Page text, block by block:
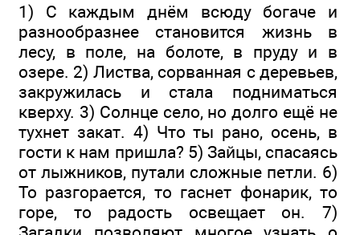
1) С каждым днём всюду богаче и
разнообразнее стано­вится жизнь в
лесу, в поле, на болоте, в пруду и в
озере. 2) Листва, сорванная с деревьев,
закружилась и стала подниматься
кверху. 3) Солнце село, но долго ещё не
тухнет закат. 4) Что ты рано, осень, в
гости к нам пришла? 5) Зай­цы, спасаясь
от лыжников, путали сложные петли. 6)
То разгорается, то гаснет фонарик, то
горе, то радость освещает он. 7)